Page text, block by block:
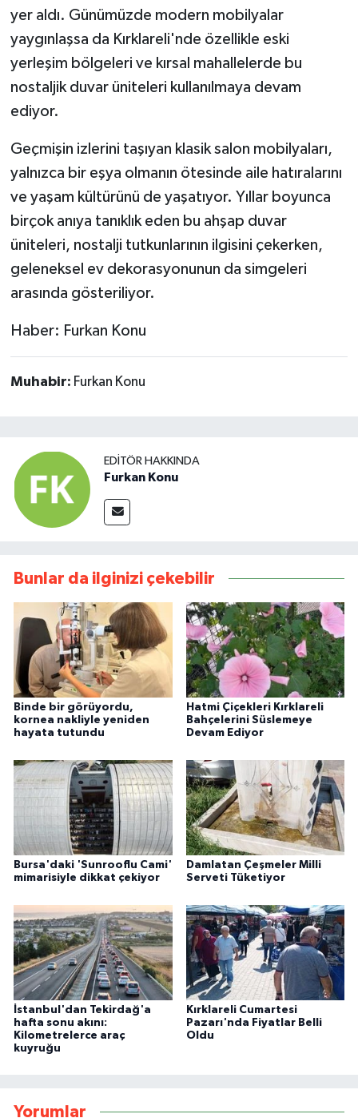
yer aldı. Günümüzde modern mobilyalar
yaygınlaşsa da Kırklareli'nde özellikle eski
yerleşim bölgeleri ve kırsal mahallelerde bu
nostaljik duvar üniteleri kullanılmaya devam
ediyor.
Geçmişin izlerini taşıyan klasik salon mobilyaları,
yalnızca bir eşya olmanın ötesinde aile hatıralarını
ve yaşam kültürünü de yaşatıyor. Yıllar boyunca
birçok anıya tanıklık eden bu ahşap duvar
üniteleri, nostalji tutkunlarının ilgisini çekerken,
geleneksel ev dekorasyonunun da simgeleri
arasında gösteriliyor.
Haber: Furkan Konu
Muhabir: Furkan Konu
EDITÖR HAKKINDA
Furkan Konu
Bunlar da ilginizi çekebilir
Binde bir görüyordu,
kornea nakliyle yeniden
hayata tutundu
Hatmi Çiçekleri Kırklareli
Bahçelerini Süslemeye
Devam Ediyor
Bursa'daki 'Sunrooflu Cami'
mimarisiyle dikkat çekiyor
Damlatan Çeşmeler Milli
Serveti Tüketiyor
İstanbul'dan Tekirdağ'a
hafta sonu akını:
Kilometrelerce araç
kuyruğu
Kırklareli Cumartesi
Pazarı'nda Fiyatlar Belli
Oldu
Yorumlar